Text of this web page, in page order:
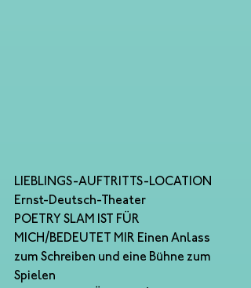
LIEBLINGS-AUFTRITTS-LOCATION
Ernst-Deutsch-Theater
POETRY SLAM IST FÜR
MICH/BEDEUTET MIR Einen Anlass
zum Schreiben und eine Bühne zum
Spielen